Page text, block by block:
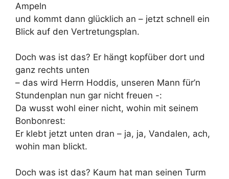
Ampeln
und kommt dann glücklich an – jetzt schnell ein
Blick auf den Vertretungsplan.
Doch was ist das? Er hängt kopfüber dort und
ganz rechts unten
– das wird Herrn Hoddis, unseren Mann für’n
Stundenplan nun gar nicht freuen -:
Da wusst wohl einer nicht, wohin mit seinem
Bonbonrest:
Er klebt jetzt unten dran – ja, ja, Vandalen, ach,
wohin man blickt.
Doch was ist das? Kaum hat man seinen Turm